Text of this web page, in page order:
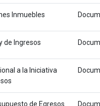
Inmuebles
de Ingresos
a la Iniciativa
de Egresos